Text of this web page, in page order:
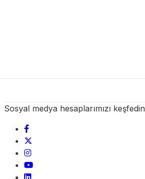
Sosyal medya hesaplarımızı keşfedin